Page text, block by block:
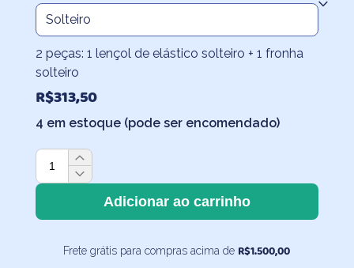
2 peças: 1 lençol de elástico solteiro + 1 fronha
solteiro
R$313,50
4 em estoque (pode ser encomendado)
Roupa
de
Infantil
Branco
Adicionar ao carrinho
Frete grátis para compras acima de R$1.500,00